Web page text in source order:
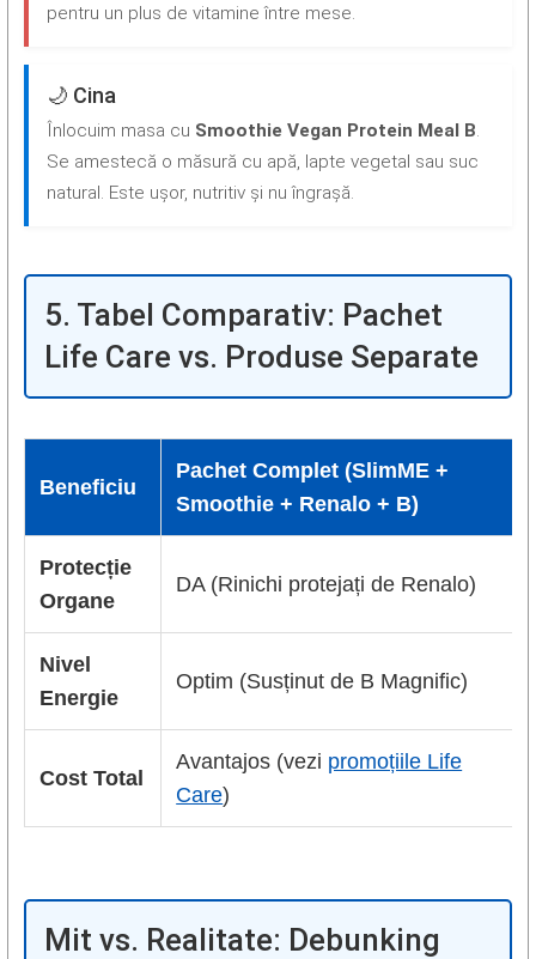
pentru un plus de vitamine între mese.
🌙 Cina
Înlocuim masa cu Smoothie Vegan Protein Meal B.
Se amestecă o măsură cu apă, lapte vegetal sau suc
natural. Este ușor, nutritiv și nu îngrașă.
5. Tabel Comparativ: Pachet
Life Care vs. Produse Separate
Beneficiu
Pachet Complet (SlimME +
Smoothie + Renalo + B)
Protecție
Organe
DA (Rinichi protejați de Renalo)
Nivel
Energie
Optim (Susținut de B Magnific)
Cost Total
Avantajos (vezi promoțiile Life
Care)
Mit vs. Realitate: Debunking